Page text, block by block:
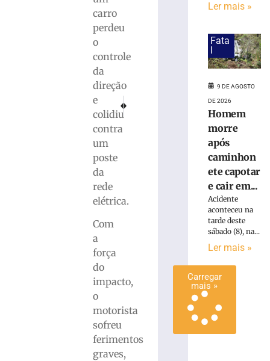
carro
perdeu
o
controle
da
direção
e
colidiu
contra
um
poste
da
rede
elétrica.
Com
a
força
do
impacto,
o
motorista
sofreu
ferimentos
graves,
Santa Catarina registra segunda
PRÓXIMO
Chuvas reduzem focos de incêndio e fumaça em
durante
discussão
trabalhista
Francisco
Carregar
mais »
Ler mais »
Fata
l
9 DE AGOSTO
DE 2026
Homem
morre
após
caminhon
ete capotar
e cair em...
Acidente
aconteceu na
tarde deste
sábado (8), na...
Ler mais »